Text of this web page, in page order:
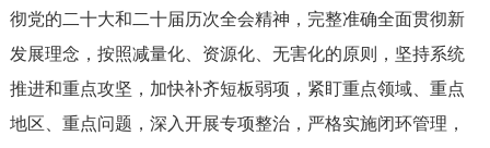
彻党的二十大和二十届历次全会精神，完整准确全面贯彻新
发展理念，按照减量化、资源化、无害化的原则，坚持系统
推进和重点攻坚，加快补齐短板弱项，紧盯重点领域、重点
地区、重点问题，深入开展专项整治，严格实施闭环管理，